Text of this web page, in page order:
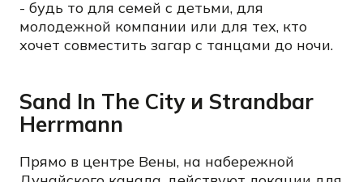
- будь то для семей с детьми, для
молодежной компании или для тех, кто
хочет совместить загар с танцами до ночи.
Sand In The City и Strandbar
Herrmann
Прямо в центре Вены, на набережной